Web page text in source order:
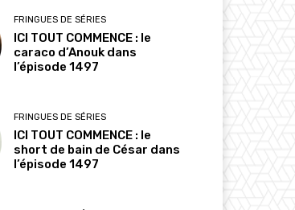
FRINGUES DE SÉRIES
ICI TOUT COMMENCE : le
caraco d’Anouk dans
l’épisode 1497
FRINGUES DE SÉRIES
ICI TOUT COMMENCE : le
short de bain de César dans
l’épisode 1497